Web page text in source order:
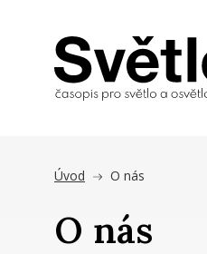
Úvod O nás
O nás